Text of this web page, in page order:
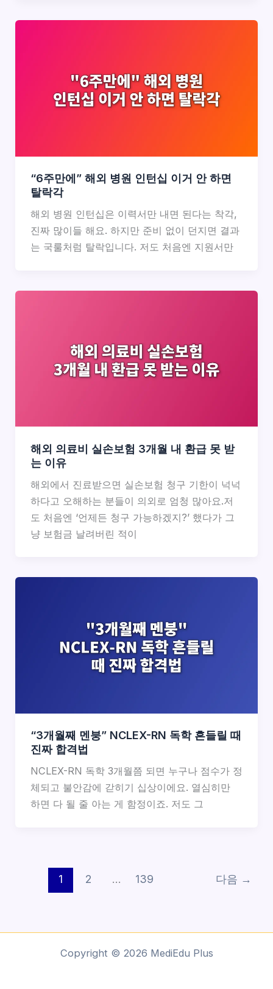
“6주만에” 해외 병원 인턴십 이거 안 하면
탈락각
해외 병원 인턴십은 이력서만 내면 된다는 착각,
진짜 많이들 해요. 하지만 준비 없이 던지면 결과
는 국룰처럼 탈락입니다. 저도 처음엔 지원서만
해외 의료비 실손보험 3개월 내 환급 못 받
는 이유
해외에서 진료받으면 실손보험 청구 기한이 넉넉
하다고 오해하는 분들이 의외로 엄청 많아요.저
도 처음엔 ‘언제든 청구 가능하겠지?’ 했다가 그
냥 보험금 날려버린 적이
“3개월째 멘붕” NCLEX-RN 독학 흔들릴 때
진짜 합격법
NCLEX-RN 독학 3개월쯤 되면 누구나 점수가 정
체되고 불안감에 갇히기 십상이에요. 열심히만
하면 다 될 줄 아는 게 함정이죠. 저도 그
1 2 … 139 다음 →
Copyright © 2026 MediEdu Plus